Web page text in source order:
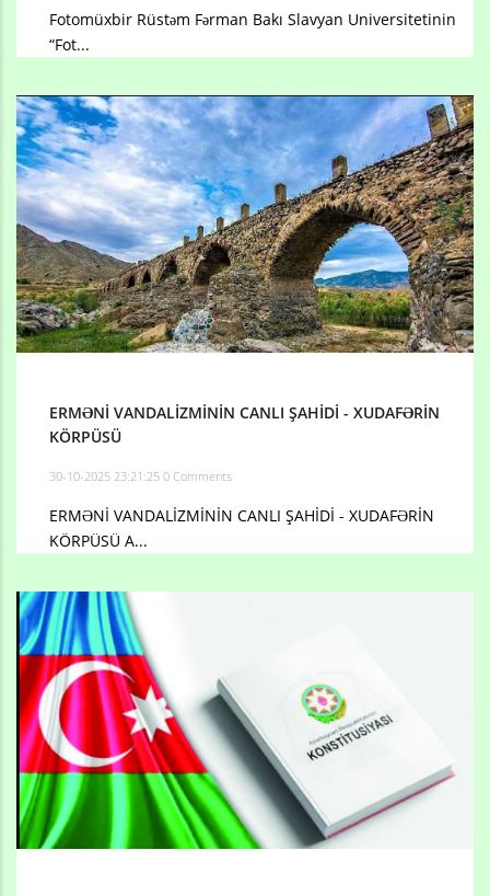
Fotomüxbir Rüstəm Fərman Bakı Slavyan Universitetinin
“Fot...
ERMƏNİ VANDALİZMİNİN CANLI ŞAHİDİ - XUDAFƏRİN
KÖRPÜSÜ
30-10-2025 23:21:25 0 Comments
ERMƏNİ VANDALİZMİNİN CANLI ŞAHİDİ - XUDAFƏRİN
KÖRPÜSÜ A...